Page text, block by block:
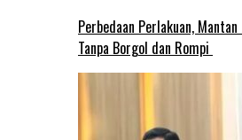
Perbedaan Perlakuan,
Tanpa Borgol dan Rompi